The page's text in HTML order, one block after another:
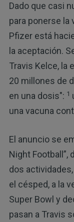
Dado que casi
para ponerse la
Pfizer está
la aceptación.
Travis Kelce, la
20 millones de
en una dosis": 1
una vacuna
El anuncio se
Night Football”,
dos
el césped, a la
Super Bowl y
pasan a Travis